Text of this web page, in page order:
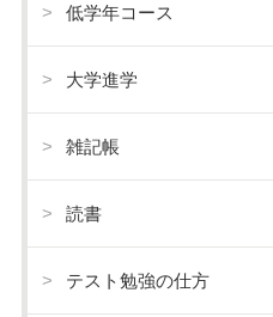
低学年コース
大学進学
雑記帳
読書
テスト勉強の仕方